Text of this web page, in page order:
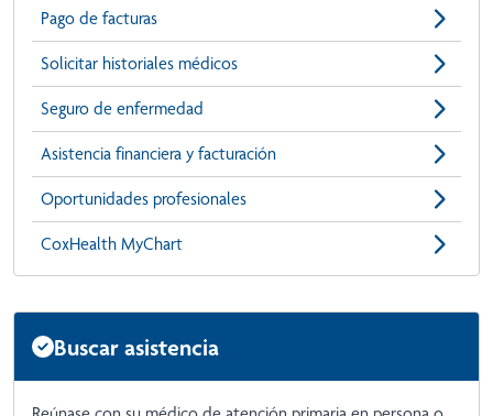
Pago de facturas
Solicitar historiales médicos
Seguro de enfermedad
Asistencia financiera y facturación
Oportunidades profesionales
CoxHealth MyChart
Buscar asistencia